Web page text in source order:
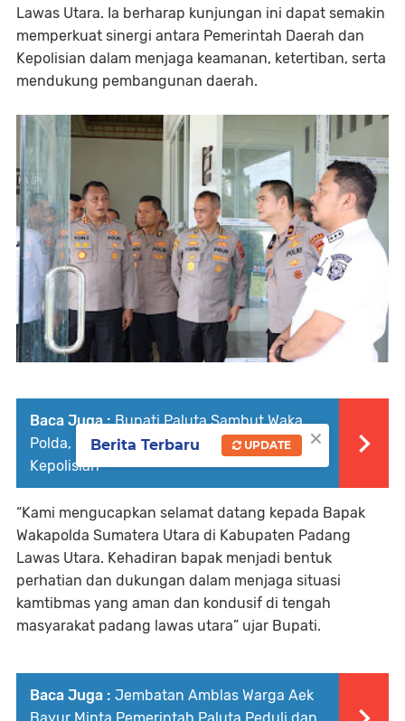
Lawas Utara. Ia berharap kunjungan ini dapat semakin
memperkuat sinergi antara Pemerintah Daerah dan
Kepolisian dalam menjaga keamanan, ketertiban, serta
mendukung pembangunan daerah.⁣
Baca Juga : Bupati Paluta Sambut Waka
Polda, Perkuat Sinergi Pemda dan
Kepolisian
“Kami mengucapkan selamat datang kepada Bapak
Wakapolda Sumatera Utara di Kabupaten Padang
Lawas Utara. Kehadiran bapak menjadi bentuk
perhatian dan dukungan dalam menjaga situasi
kamtibmas yang aman dan kondusif di tengah
masyarakat padang lawas utara” ujar Bupati.⁣
Baca Juga : Jembatan Amblas Warga Aek
×
Berita Terbaru UPDATE